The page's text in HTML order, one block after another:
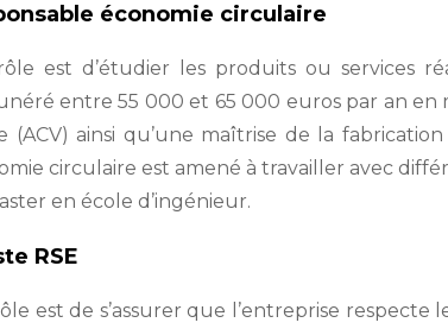
économie circulaire
est d’étudier les produits ou services
entre 55 000 et 65 000 euros par an en
(ACV) ainsi qu’une maîtrise de la
circulaire est amené à travailler avec
en école d’ingénieur.
RSE
est de s’assurer que l’entreprise